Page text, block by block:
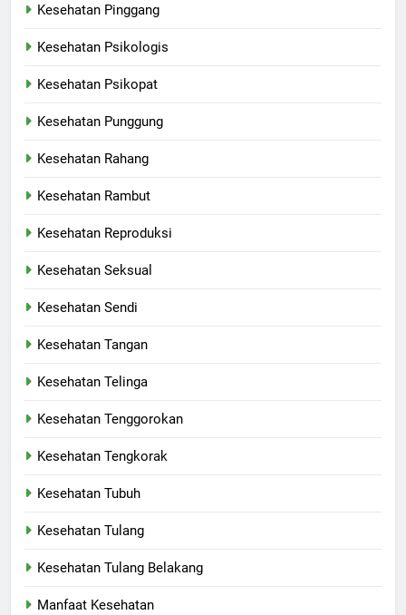
Kesehatan Pinggang
Kesehatan Psikologis
Kesehatan Psikopat
Kesehatan Punggung
Kesehatan Rahang
Kesehatan Rambut
Kesehatan Reproduksi
Kesehatan Seksual
Kesehatan Sendi
Kesehatan Tangan
Kesehatan Telinga
Kesehatan Tenggorokan
Kesehatan Tengkorak
Kesehatan Tubuh
Kesehatan Tulang
Kesehatan Tulang Belakang
Manfaat Kesehatan